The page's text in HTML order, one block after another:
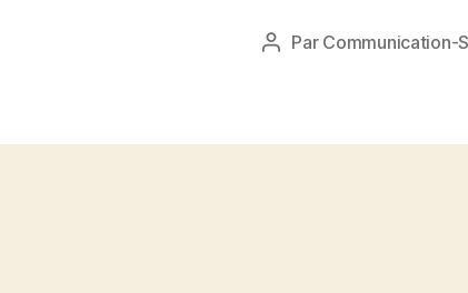
Auteur
Par Communication-